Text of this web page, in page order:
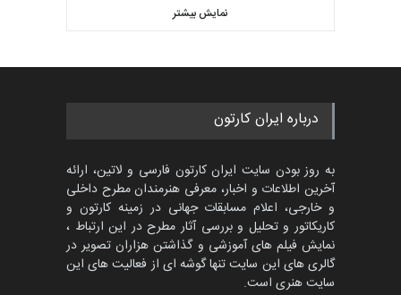
کاریکاتور «البغلی…
جشنواره بین‌المللی کارتون
مدارس پرتغال، ۲۰۲۷
پنجمین مسابقۀ بین‌المللی
کارتون طنز «کلاه‌ای…
مهلت 5 ماه دیگر
گالری 3 روز قبل
نمایش بیشتر
درباره ایران کارتون
به روز بودن سایت ایران کارتون فارسی و لاتین، ارائه
آخرین اطلاعات و اخبار، معرفی هنرمندان مطرح داخلی
و خارجی، اعلام مسابقات جهانی در زمینه کارتون و
کاریکاتور و تحلیل و بررسی آثار مطرح در این ارتباط ،
نمایش فیلم های آموزشی و گذاشتن هزاران تصویر در
گالری های این سایت تنها گوشه ای از فعالیت های این
سایت هنری است.